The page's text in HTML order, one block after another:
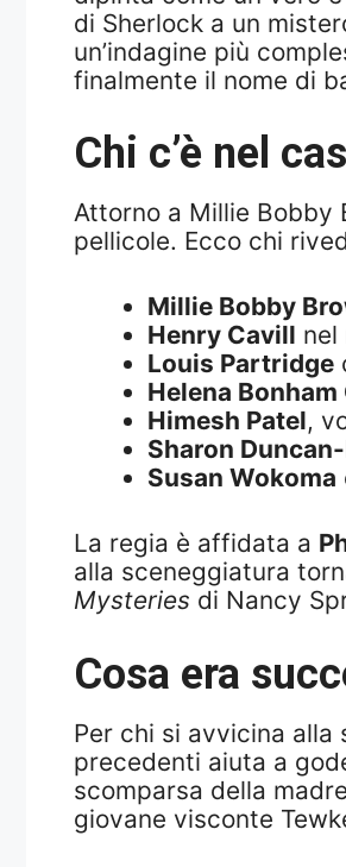
di Sherlock a un
un’indagine più
finalmente il nome di
Chi c’è nel
Attorno a Millie Bobby
pellicole. Ecco chi
Millie Bobby
Henry Cavill nel
Louis Partridge
Helena
Himesh Patel,
Sharon
Susan Wokoma
La regia è affidata a
alla sceneggiatura
Mysteries di Nancy
Cosa era
Per chi si avvicina
precedenti aiuta a
scomparsa della
giovane visconte